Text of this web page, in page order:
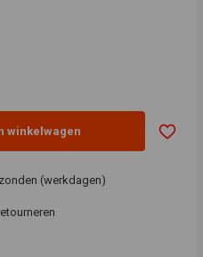
winkelwagen
(werkdagen)